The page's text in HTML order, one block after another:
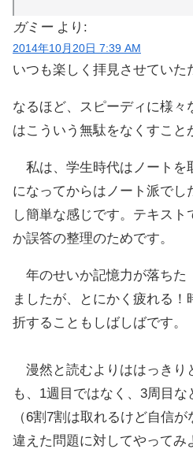
ガミー より:
2014年10月20日 7:39 AM
いつも楽しく拝見させていた
なるほど、スピーディに様々
はこういう無駄をなくすこと
私は、学生時代はノートを
になってからはノート派でし
し簡単な感じです。テキス
か誤答の整理のためです。
年のせいか記憶力が落ちた
ましたが、とにかく疲れる
折することもしばしばです。
漫然と読むよりははっきり
も、1週目ではなく、3周目
（6割7割は取れるけど自信
違えた問題に対してやってみ